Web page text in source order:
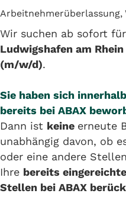
Arbeitnehmerüberlassung,
Wir suchen ab sofort
Ludwigshafen am Rhein
(m/w/d).
Sie haben sich
bereits bei ABAX
Dann ist keine erneute
unabhängig davon, ob
oder eine andere
Ihre bereits
Stellen bei ABAX